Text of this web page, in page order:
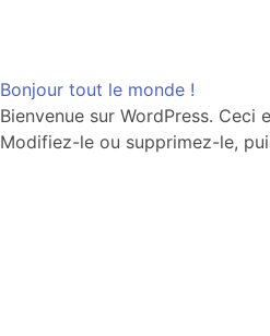
Aller
au
contenu
Bonjour tout le monde !
Bienvenue sur WordPress.
Modifiez-le ou supprimez-le,